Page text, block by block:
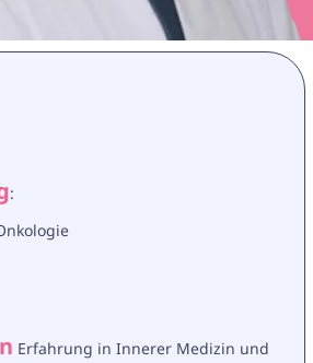
:
Erfahrung in Innerer Medizin und